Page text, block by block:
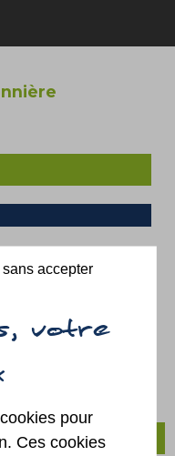
23.
pour
Ces cookies
accepter